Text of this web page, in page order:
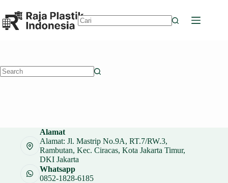
to
content
Alamat
Alamat: Jl. Mastrip No.9A, RT.7/RW.3,
Rambutan, Kec. Ciracas, Kota Jakarta Timur,
DKI Jakarta
Whatsapp
0852-1828-6185